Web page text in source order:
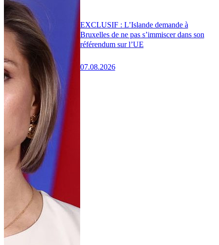
EXCLUSIF : L’Islande demande à
Bruxelles de ne pas s’immiscer dans son
référendum sur l’UE
07.08.2026